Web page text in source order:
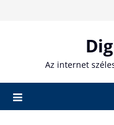
Az internet